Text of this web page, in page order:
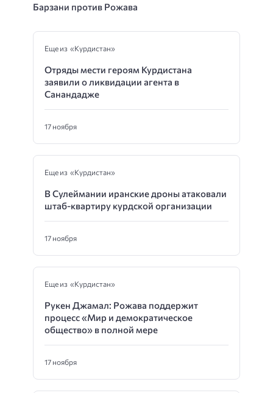
Барзани против Рожава
Еще из «Курдистан»
Отряды мести героям Курдистана
заявили о ликвидации агента в
Санандадже
17 ноября
Еще из «Курдистан»
В Сулеймании иранские дроны атаковали
штаб-квартиру курдской организации
17 ноября
Еще из «Курдистан»
Рукен Джамал: Рожава поддержит
процесс «Мир и демократическое
общество» в полной мере
17 ноября